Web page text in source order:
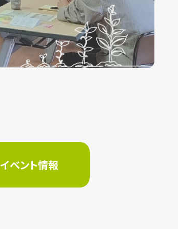
イベント情報